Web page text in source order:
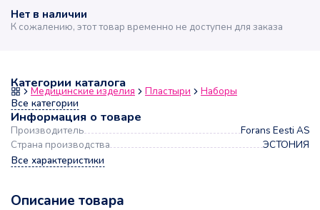
Категории каталога
Медицинские изделия Пластыри
Наборы
Все категории
Информация о товаре
Производитель
Forans Eesti AS
Страна производства
ЭСТОНИЯ
Все характеристики
Описание товара
Нет в наличии
К сожалению, этот товар временно не доступен для заказа